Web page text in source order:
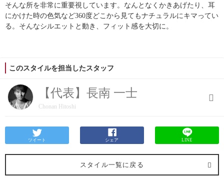
そんな所を非常に重要視しています。なんとなくかきあげたり、耳
にかけた時の色気など360度どこから見てもナチュラルにキマってい
る。そんなシルエットと動き、フィット感を大切に。
このスタイルを担当したスタッフ
【代表】長南 一士
Chonan Hitoshi
ツイート シェア LINE
スタイル一覧に戻る